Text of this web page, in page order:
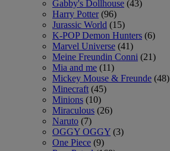
Gabby's Dollhouse (43)
Harry Potter (96)
Jurassic World (15)
K-POP Demon Hunters (6)
Marvel Universe (41)
Meine Freundin Conni (21)
Mia and me (11)
Mickey Mouse & Freunde (48)
Minecraft (45)
Minions (10)
Miraculous (26)
Naruto (7)
OGGY OGGY (3)
One Piece (9)